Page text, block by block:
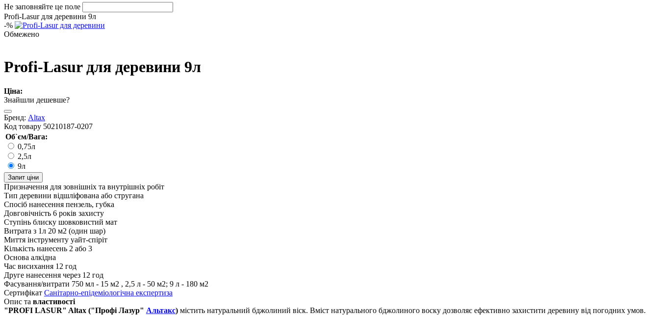
Не заповняйте це поле
Profi-Lasur для деревини 9л
-%
Обмежено
Profi-Lasur для деревини 9л
Ціна:
Знайшли дешевше?
Бренд: Altax
Код товару 50210187-0207
Об`єм/Вага:
0,75л
2,5л
9л
Запит ціни
Призначення для зовнішніх та внутрішніх робіт
Тип деревини відшліфована або стругана
Спосіб нанесення пензель, губка
Довговічність 6 років захисту
Ступінь блиску шовковистий мат
Витрата з 1л 20 м2 (один шар)
Миття інструменту уайт-спіріт
Кількість нанесень 2 або 3
Основа алкідна
Час висихання 12 год
Друге нанесення через 12 год
Фасування/витрати 750 мл - 15 м2 , 2,5 л - 50 м2; 9 л - 180 м2
Сертифікат Санітарно-епідеміологічна експертиза
Опис та властивості
"PROFI LASUR" Altax ("Профі Лазур" Альтакс) містить натуральний бджолиний віск. Вміст натурального бджолиного воску дозволяє ефективно захистити деревину від погодних умов.